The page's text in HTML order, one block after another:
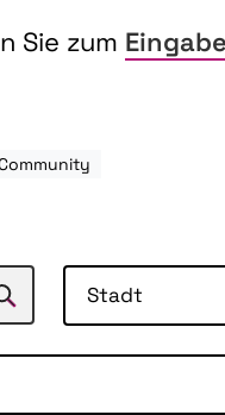
Sie zum
Stadt